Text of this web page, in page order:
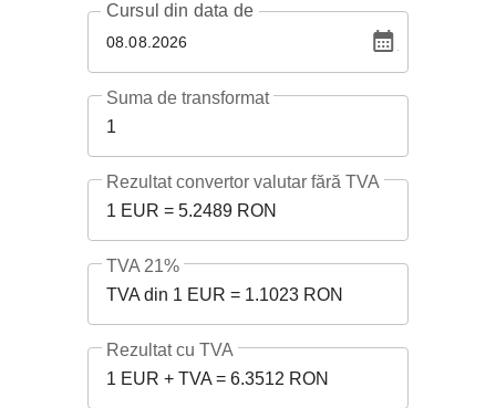
08.08.2026
Cursuldin data de
1
Suma de transformat
1 EUR = 5.2489 RON
Rezultat convertor valutar fără TVA
TVA din 1 EUR = 1.1023 RON
TVA 21%
1 EUR + TVA = 6.3512 RON
Rezultat cu TVA